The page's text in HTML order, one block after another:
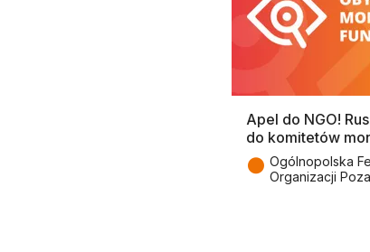
Apel do NGO!
do komitetów
● Ogólnopolska
Organizacji